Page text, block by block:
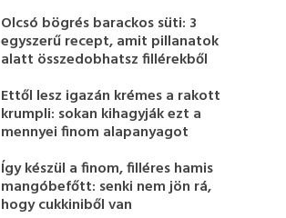
Olcsó bögrés barackos süti: 3
egyszerű recept, amit pillanatok
alatt összedobhatsz fillérekből
Ettől lesz igazán krémes a rakott
krumpli: sokan kihagyják ezt a
mennyei finom alapanyagot
Így készül a finom, filléres hamis
mangóbefőtt: senki nem jön rá,
hogy cukkiniből van